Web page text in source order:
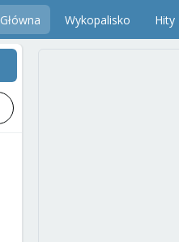
Główna Wykopalisko Hity